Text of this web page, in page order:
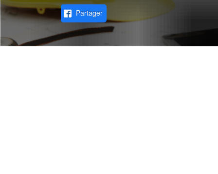
Partager